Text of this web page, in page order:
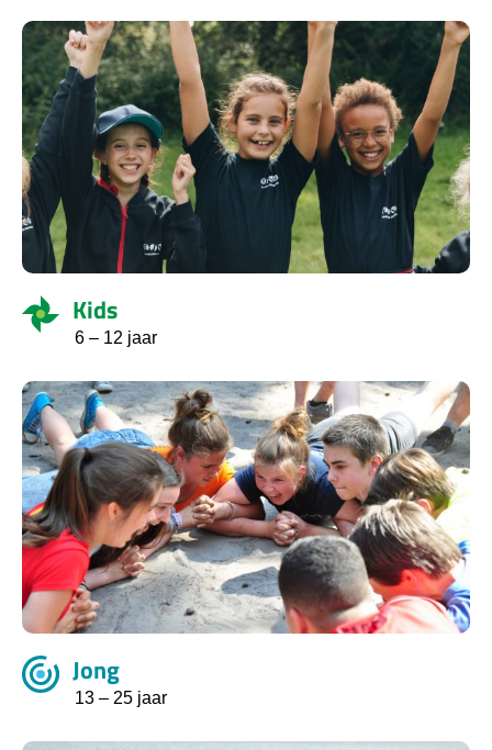
Kids
6 – 12 jaar
Jong
13 – 25 jaar